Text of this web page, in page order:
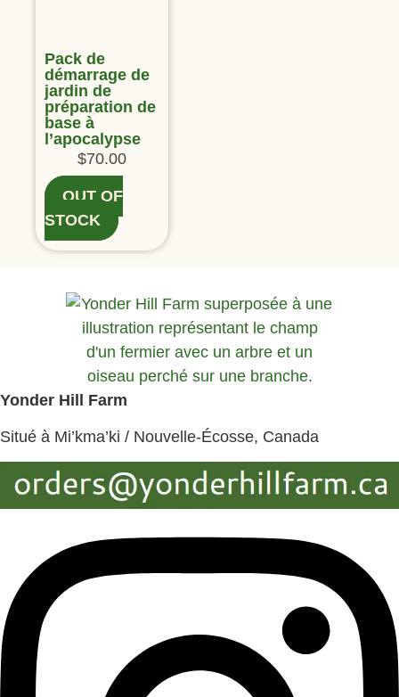
Pack de
démarrage de
jardin de
préparation de
base à
l’apocalypse
$70.00
OUT OF
STOCK
Yonder Hill Farm
Situé à Mi’kma’ki / Nouvelle-Écosse, Canada